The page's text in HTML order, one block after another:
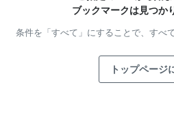
ブックマークは見つか
条件を「すべて」にすることで、 すべ
トップページ